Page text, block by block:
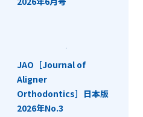
JAO［Journal of
Aligner
Orthodontics］日本版
2026年No.3